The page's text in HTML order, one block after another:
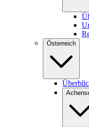
Österreich